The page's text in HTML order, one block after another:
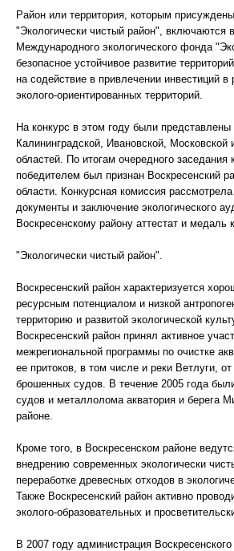
Район или территория, которым
"Экологически чистый район", включаются
Международного экологического фонда
безопасное устойчивое развитие
на содействие в привлечении инвестиций в
эколого-ориентированных территорий.
На конкурс в этом году были
Калининградской, Ивановской, Московской
областей. По итогам очередного заседания
победителем был признан Воскресенский
области. Конкурсная комиссия
документы и заключение экологического
Воскресенскому району аттестат и медаль
"Экологически чистый район".
Воскресенский район характеризуется
ресурсным потенциалом и низкой
территорию и развитой экологической
Воскресенский район принял активное
межрегиональной программы по очистке
ее притоков, в том числе и реки Ветлуги,
брошенных судов. В течение 2005 года
судов и металлолома акватория и берега
районе.
Кроме того, в Воскресенском районе
внедрению современных экологически
переработке древесных отходов в
Также Воскресенский район активно
эколого-образовательных и
В 2007 году администрация